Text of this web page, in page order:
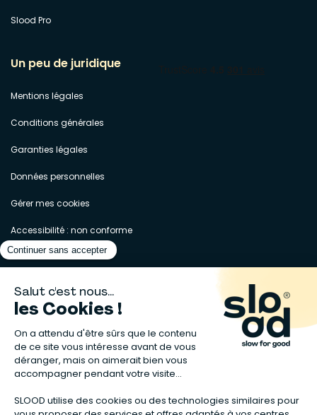
Slood Pro
Un peu de juridique
Mentions légales
Conditions générales
Garanties légales
Données personnelles
Gérer mes cookies
Accessibilité : non conforme